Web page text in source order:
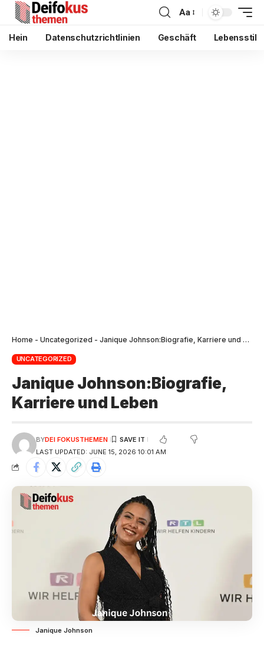
Aa
Hein Datenschutzrichtlinien Geschäft Lebensstil
Home - Uncategorized - Janique Johnson:Biografie, Karriere und Leben
UNCATEGORIZED
Janique Johnson:Biografie,
Karriere und Leben
LAST UPDATED: JUNE 15, 2026 10:01 AM
BYDEI FOKUSTHEMEN
Janique Johnson